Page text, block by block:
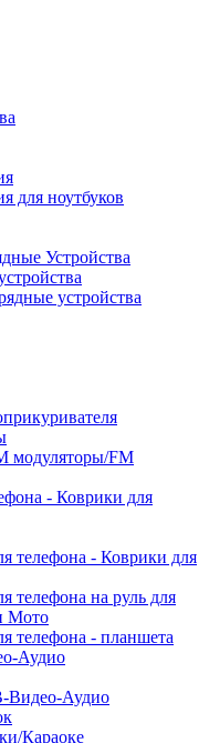
для ноутбуков
Устройства
устройства
модуляторы/FM
- Коврики для
телефона - Коврики для
телефона на руль для
Мото
телефона - планшета
Аудио
Видео-Аудио
Караоке